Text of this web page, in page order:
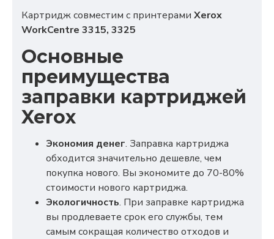
Картридж совместим с принтерами Xerox
WorkCentre 3315, 3325
Основные
преимущества
заправки картриджей
Xerox
Экономия денег. Заправка картриджа
обходится значительно дешевле, чем
покупка нового. Вы экономите до 70-80%
стоимости нового картриджа.
Экологичность. При заправке картриджа
вы продлеваете срок его службы, тем
самым сокращая количество отходов и